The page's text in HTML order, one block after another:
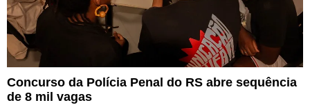
Concurso da Polícia Penal do RS abre sequência
de 8 mil vagas